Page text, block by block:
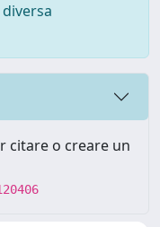
citare o creare un